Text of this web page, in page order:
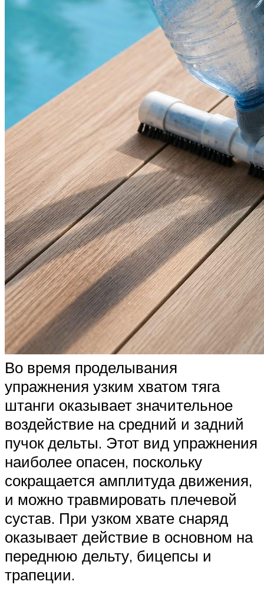
Во время проделывания
упражнения узким хватом тяга
штанги оказывает значительное
воздействие на средний и задний
пучок дельты. Этот вид упражнения
наиболее опасен, поскольку
сокращается амплитуда движения,
и можно травмировать плечевой
сустав. При узком хвате снаряд
оказывает действие в основном на
переднюю дельту, бицепсы и
трапеции.